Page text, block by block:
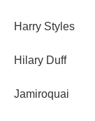
Harry Styles
Hilary Duff
Jamiroquai